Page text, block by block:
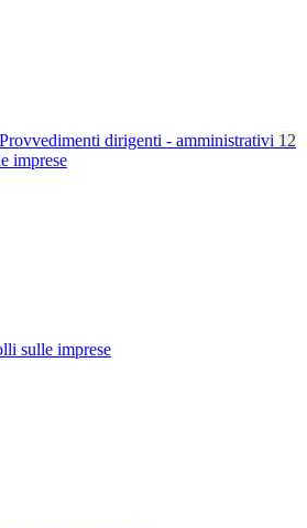
Provvedimenti dirigenti - amministrativi 12
imprese
sulle imprese